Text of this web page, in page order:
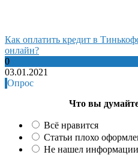
Как оплатить кредит в
онлайн?
0
03.01.2021
Опрос
Что вы
Всё нравится
Статьи плохо
Не нашел